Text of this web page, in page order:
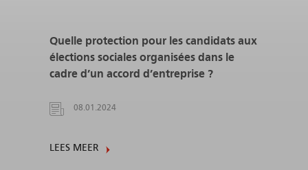
Quelle protection pour les candidats aux
élections sociales organisées dans le
cadre d’un accord d’entreprise ?
08.01.2024
LEES MEER